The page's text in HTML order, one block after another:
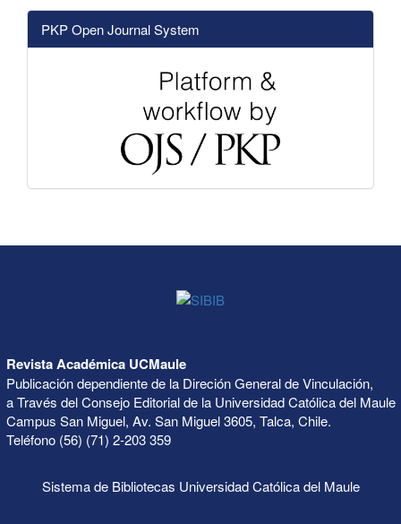
PKP Open Journal System
Revista Académica UCMaule
Publicación dependiente de la Direción General de Vinculación,
a Través del Consejo Editorial de la Universidad Católica del Maule
Campus San Miguel, Av. San Miguel 3605, Talca, Chile.
Teléfono (56) (71) 2-203 359
Sistema de Bibliotecas Universidad Católica del Maule